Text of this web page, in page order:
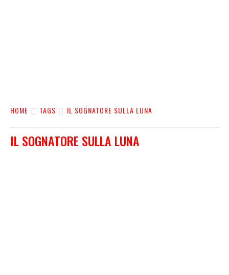
HOME TAGS IL SOGNATORE SULLA LUNA
IL SOGNATORE SULLA LUNA